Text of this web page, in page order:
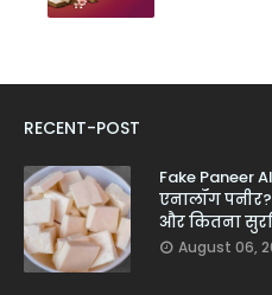
RECENT-POST
Fake Paneer
एनालॉग
और कितना
August 06,